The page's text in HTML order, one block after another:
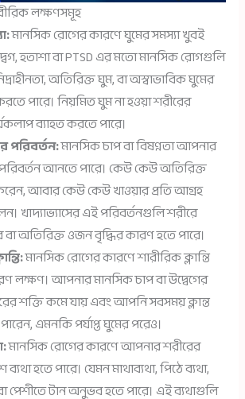
লক্ষণসমূহ
মানসিক রোগের কারণে ঘুমের সমস্যা খুবই
হতাশা বা PTSD এর মতো মানসিক রোগগুলি
অতিরিক্ত ঘুম, বা অস্বাভাবিক ঘুমের
পারে। নিয়মিত ঘুম না হওয়া শরীরের
ব্যাহত করতে পারে।
পরিবর্তন:মানসিক চাপ বা বিষণ্নতা আপনার
পরিবর্তন আনতে পারে। কেউ কেউ অতিরিক্ত
আবার কেউ কেউ খাওয়ার প্রতি আগ্রহ
খাদ্যাভ্যাসের এই পরিবর্তনগুলি শরীরে
বা অতিরিক্ত ওজন বৃদ্ধির কারণ হতে পারে।
মানসিক রোগের কারণে শারীরিক ক্লান্তি
লক্ষণ। আপনার মানসিক চাপ বা উদ্বেগের
শক্তি কমে যায় এবং আপনি সবসময় ক্লান্ত
এমনকি পর্যাপ্ত ঘুমের পরেও।
মানসিক রোগের কারণে আপনার শরীরের
ব্যথা হতে পারে। যেমন মাথাব্যথা, পিঠে ব্যথা,
পেশীতে টান অনুভব হতে পারে। এই ব্যথাগুলি